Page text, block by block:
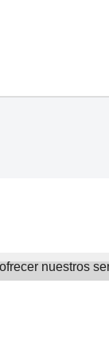
nuestros